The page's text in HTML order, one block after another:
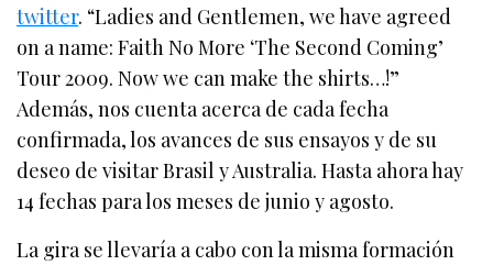
twitter. “Ladies and Gentlemen, we have agreed
on a name: Faith No More ‘The Second Coming’
Tour 2009. Now we can make the shirts…!”
Además, nos cuenta acerca de cada fecha
confirmada, los avances de sus ensayos y de su
deseo de visitar Brasil y Australia. Hasta ahora hay
14 fechas para los meses de junio y agosto.
La gira se llevaría a cabo con la misma formación